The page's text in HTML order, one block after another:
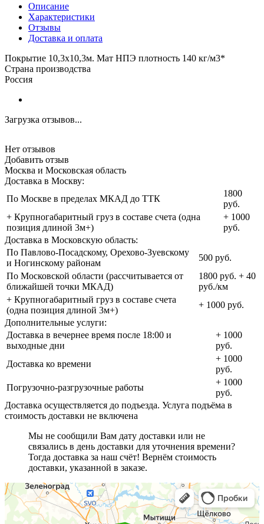
Описание
Характеристики
Отзывы
Доставка и оплата
Покрытие 10,3х10,3м. Мат НПЭ плотность 140 кг/м3*
Страна производства
Россия
Загрузка отзывов...
Нет отзывов
Добавить отзыв
Москва и Московская область
Доставка в Москву:
По Москве в пределах МКАД до ТТК
1800
руб.
+ Крупногабаритный груз в составе счета (одна
позиция длиной 3м+)
+ 1000
руб.
Доставка в Московскую область:
По Павлово-Посадскому, Орехово-Зуевскому
и Ногинскому районам
500 руб.
По Московской области (рассчитывается от
ближайшей точки МКАД)
1800 руб. + 40
руб./км
+ Крупногабаритный груз в составе счета
(одна позиция длиной 3м+)
+ 1000 руб.
Дополнительные услуги:
Доставка в вечернее время после 18:00 и
выходные дни
+ 1000
руб.
Доставка ко времени
+ 1000
руб.
Погрузочно-разгрузочные работы
+ 1000
руб.
Доставка осуществляется до подъезда. Услуга подъёма в
стоимость доставки не включена
Мы не сообщили Вам дату доставки или не
связались в день доставки для уточнения времени?
Тогда доставка за наш счёт! Вернём стоимость
доставки, указанной в заказе.